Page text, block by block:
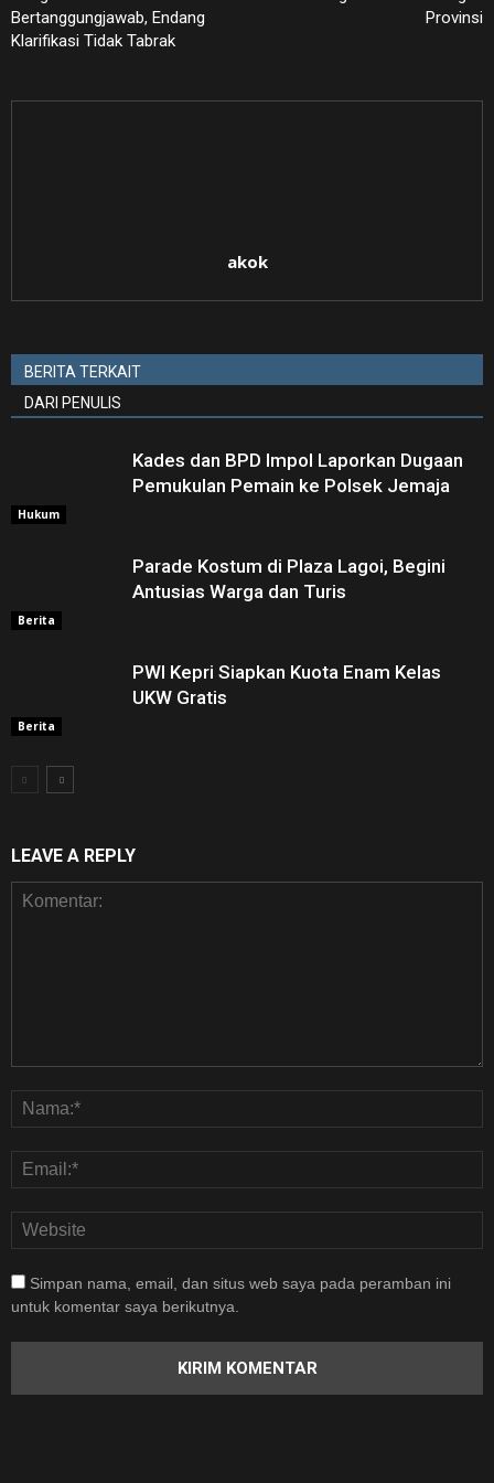
Bertanggungjawab, Endang
Klarifikasi Tidak Tabrak
Provinsi
akok
BERITA TERKAIT
DARI PENULIS
Hukum
Kades dan BPD Impol Laporkan Dugaan
Pemukulan Pemain ke Polsek Jemaja
Berita
Parade Kostum di Plaza Lagoi, Begini
Antusias Warga dan Turis
Berita
PWI Kepri Siapkan Kuota Enam Kelas
UKW Gratis
LEAVE A REPLY
Simpan nama, email, dan situs web saya pada peramban ini
untuk komentar saya berikutnya.